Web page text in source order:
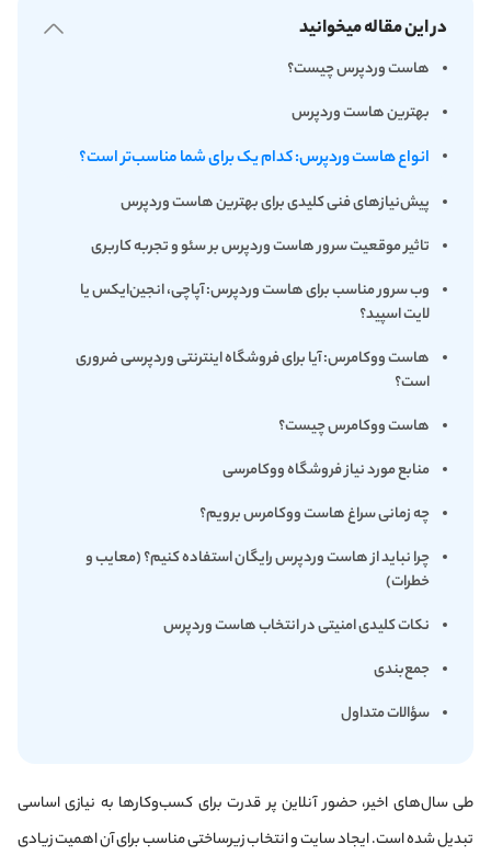
در این مقاله میخوانید
هاست وردپرس چیست؟
بهترین هاست وردپرس
انواع هاست وردپرس: کدام یک برای شما مناسب‌تر است؟
پیش‌نیازهای فنی کلیدی برای بهترین هاست وردپرس
تاثیر موقعیت سرور هاست وردپرس بر سئو و تجربه کاربری
وب سرور مناسب برای هاست وردپرس: آپاچی، انجین‌ایکس یا
لایت اسپید؟
هاست ووکامرس: آیا برای فروشگاه اینترنتی وردپرسی ضروری
است؟
هاست ووکامرس چیست؟
منابع مورد نیاز فروشگاه ووکامرسی
چه زمانی سراغ هاست ووکامرس برویم؟
چرا نباید از هاست وردپرس رایگان استفاده کنیم؟ (معایب و
خطرات)
نکات کلیدی امنیتی در انتخاب هاست وردپرس
جمع‌بندی
سؤالات متداول
طی سال‌های اخیر، حضور آنلاین پر قدرت برای کسب‌وکارها به نیازی اساسی
تبدیل شده است. ایجاد سایت و انتخاب زیرساختی مناسب برای آن اهمیت زیادی